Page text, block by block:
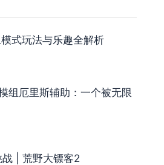
式玩法与乐趣全解析
组厄里斯辅助：一个被无限
| 荒野大镖客2